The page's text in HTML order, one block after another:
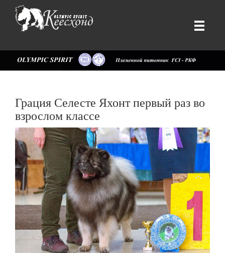
Грация Селесте Яхонт первый раз во
взрослом классе